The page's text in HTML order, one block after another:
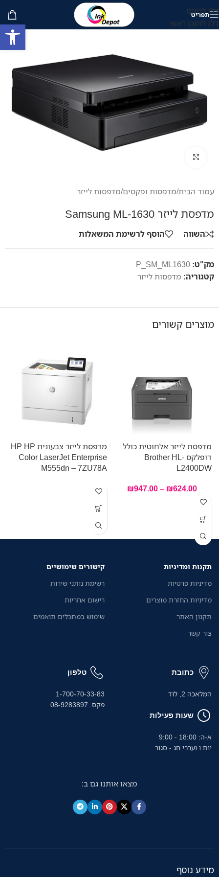
דלג לניווט
דלג לתוכן ראשי
תפריט
עמוד הבית/מדפסות ופקסים/מדפסות לייזר
מדפסת לייזר Samsung ML-1630
השווה הוסף לרשימת המשאלות
מק"ט: P_SM_ML1630
קטגוריה: מדפסות לייזר
מוצרים קשורים
מדפסת לייזר אלחוטית כולל
דופלקס Brother HL-
L2400DW
₪624.00
–
₪947.00
מדפסת לייזר צבעונית HP HP
Color LaserJet Enterprise
M555dn – 7ZU78A
תקנות ומדיניות
מדיניות פרטיות
מדיניות החזרת מוצרים
תקנון האתר
צור קשר
קישורים שימושיים
רשימת נותני שירות
רישום אחריות
שימוש במתכלים תואמים
כתובת
המלאכה 2, לוד
שעות פעילות
א-ה: 18:00 - 9:00
יום ו וערבי חג - סגור
טלפון
1-700-70-33-83
פקס: 08-9283897
מצאו אותנו גם ב:
מידע נוסף
פתח